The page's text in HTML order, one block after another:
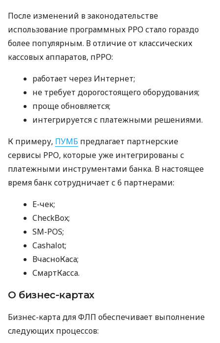
После изменений в законодательстве
использование программных РРО стало гораздо
более популярным. В отличие от классических
кассовых аппаратов, пРРО:
работает через Интернет;
не требует дорогостоящего оборудования;
проще обновляется;
интегрируется с платежными решениями.
К примеру, ПУМБ предлагает партнерские
сервисы РРО, которые уже интегрированы с
платежными инструментами банка. В настоящее
время банк сотрудничает с 6 партнерами:
E-чек;
CheckBox;
SM-POS;
Cashalot;
ВчасноКаса;
СмартКасса.
О бизнес-картах
Бизнес-карта для ФЛП обеспечивает выполнение
следующих процессов: